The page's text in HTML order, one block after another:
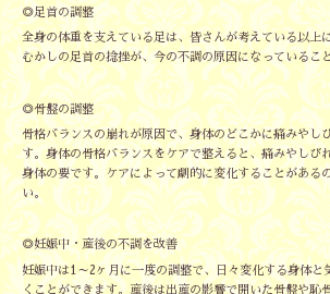
◎足首の調整
全身の体重を支えている足は、皆さんが考えている以上
むかしの足首の捻挫が、今の不調の原因になっているこ
◎骨盤の調整
骨格バランスの崩れが原因で、身体のどこかに痛みやし
す。身体の骨格バランスをケアで整えると、痛みやしび
身体の要です。ケアによって劇的に変化することがある
い。
◎妊娠中・産後の不調を改善
妊娠中は1～2ヶ月に一度の調整で、日々変化する身体と
くことができます。産後は出産の影響で開いた骨盤や恥